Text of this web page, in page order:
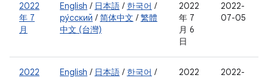
2022
年 7
月
English / 日本語 / 한국어 /
ру́сский /简体中文 /繁體
中文 (台灣)
2022
年 7
月 6
日
2022-
07-05
2022
English / 日本語 / 한국어 /
2022
2022-